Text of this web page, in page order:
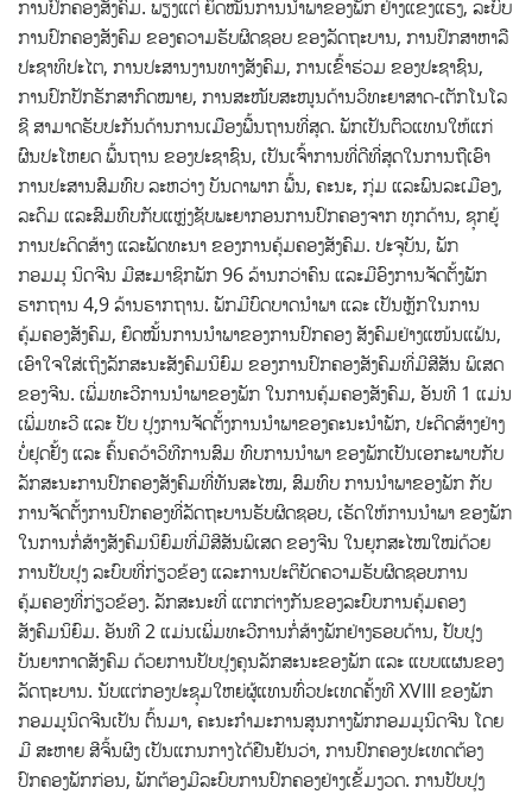
ການປົກຄອງສັງຄົມ. ພຽງແຕ່ ຍຶດໝັ້ນການນໍາພາຂອງພັກ ຢ່າງແຂງແຮງ, ລະບົບ
ການປົກຄອງສັງຄົມ ຂອງຄວາມຮັບຜິດຊອບ ຂອງລັດຖະບານ, ການປຶກສາຫາລື
ປະຊາທິປະໄຕ, ການປະສານງານທາງສັງຄົມ, ການເຂົ້າຮ່ວມ ຂອງປະຊາຊົນ,
ການປົກປັກຮັກສາກົດໝາຍ, ການສະໜັບສະໜູນດ້ານວິທະຍາສາດ-ເຕັກໂນໂລ
ຊີ ສາມາດຮັບປະກັນດ້ານການເມືອງພື້ນຖານທີ່ສຸດ. ພັກເປັນຕົວແທນໃຫ້ແກ່
ຜົນປະໂຫຍດ ພື້ນຖານ ຂອງປະຊາຊົນ, ເປັນເຈົ້າການທີ່ດີທີ່ສຸດໃນການຖືເອົາ
ການປະສານສົມທົບ ລະຫວ່າງ ບັນດາພາກ ພື້ນ, ຄະນະ, ກຸ່ມ ແລະພົນລະເມືອງ,
ລະດົມ ແລະສົມທົບກັບແຫຼ່ງຊັບພະຍາກອນການປົກຄອງຈາກ ທຸກດ້ານ, ຊຸກຍູ້
ການປະດິດສ້າງ ແລະພັດທະນາ ຂອງການຄຸ້ມຄອງສັງຄົມ. ປະຈຸບັນ, ພັກ
ກອມມຸ ນິດຈີນ ມີສະມາຊິກພັກ 96 ລ້ານກວ່າຄົນ ແລະມີອົງການຈັດຕັ້ງພັກ
ຮາກຖານ 4,9 ລ້ານຮາກຖານ. ພັກມີບົດບາດນໍາພາ ແລະ ເປັນຫຼັກໃນການ
ຄຸ້ມຄອງສັງຄົມ, ຍຶດໝັ້ນການນໍາພາຂອງການປົກຄອງ ສັງຄົມຢ່າງແໜ້ນແຟ້ນ,
ເອົາໃຈໃສ່ເຖິງລັກສະນະສັງຄົມນິຍົມ ຂອງການປົກຄອງສັງຄົມທີ່ມີສີສັນ ພິເສດ
ຂອງຈີນ. ເພີ່ມທະວີການນໍາພາຂອງພັກ ໃນການຄຸ້ມຄອງສັງຄົມ, ອັນທີ 1 ແມ່ນ
ເພີ່ມທະວີ ແລະ ປັບ ປຸງການຈັດຕັ້ງການນໍາພາຂອງຄະນະນໍາພັກ, ປະດິດສ້າງຢ່າງ
ບໍ່ຢຸດຢັ້ງ ແລະ ຄົ້ນຄວ້າວິທີການສົມ ທົບການນໍາພາ ຂອງພັກເປັນເອກະພາບກັບ
ລັກສະນະການປົກຄອງສັງຄົມທີ່ທັນສະໄໝ, ສົມທົບ ການນໍາພາຂອງພັກ ກັບ
ການຈັດຕັ້ງການປົກຄອງທີ່ລັດຖະບານຮັບຜິດຊອບ, ເຮັດໃຫ້ການນໍາພາ ຂອງພັກ
ໃນການກໍ່ສ້າງສັງຄົມນິຍົມທີ່ມີສີສັນພິເສດ ຂອງຈີນ ໃນຍຸກສະໄໝໃໝ່ດ້ວຍ
ການປັບປຸງ ລະບົບທີ່ກ່ຽວຂ້ອງ ແລະການປະຕິບັດຄວາມຮັບຜິດຊອບການ
ຄຸ້ມຄອງທີ່ກ່ຽວຂ້ອງ. ລັກສະນະທີ່ ແຕກຕ່າງກັນຂອງລະບົບການຄຸ້ມຄອງ
ສັງຄົມນິຍົມ. ອັນທີ 2 ແມ່ນເພີ່ມທະວີການກໍ່ສ້າງພັກຢ່າງຮອບດ້ານ, ປັບປຸງ
ບັນຍາກາດສັງຄົມ ດ້ວຍການປັບປຸງຄຸນລັກສະນະຂອງພັກ ແລະ ແບບແຜນຂອງ
ລັດຖະບານ. ນັບແຕ່ກອງປະຊຸມໃຫຍ່ຜູ້ແທນທົ່ວປະເທດຄັ້ງທີ XVIII ຂອງພັກ
ກອມມູນິດຈີນເປັນ ຕົ້ນມາ, ຄະນະກຳມະການສູນກາງພັກກອມມູນິດຈີນ ໂດຍ
ມີ ສະຫາຍ ສີຈິ້ນຜິງ ເປັນແກນກາງໄດ້ຢືນຢັນວ່າ, ການປົກຄອງປະເທດຕ້ອງ
ປົກຄອງພັກກ່ອນ, ພັກຕ້ອງມີລະບົບການປົກຄອງຢ່າງເຂັ້ມງວດ. ການປັບປຸງ